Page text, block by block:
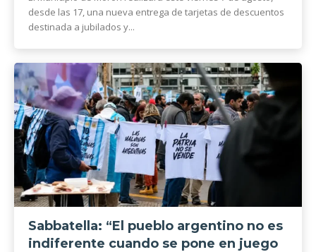
desde las 17, una nueva entrega de tarjetas de descuentos
destinada a jubilados y...
Sabbatella: “El pueblo argentino no es
indiferente cuando se pone en juego